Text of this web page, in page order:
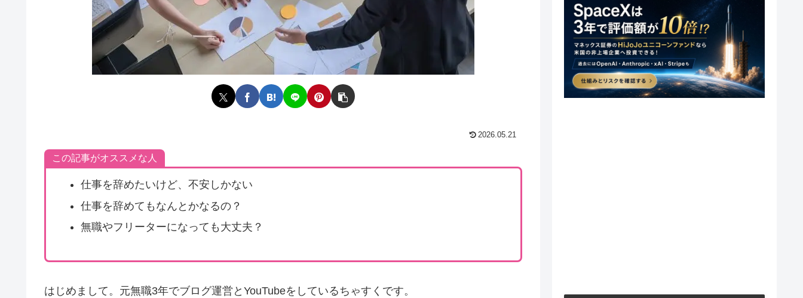
2026.05.21
この記事がオススメな人
仕事を辞めたいけど、不安しかない
仕事を辞めてもなんとかなるの？
無職やフリーターになっても大丈夫？
はじめまして。元無職3年でブログ運営とYouTubeをしているちゃすくです。